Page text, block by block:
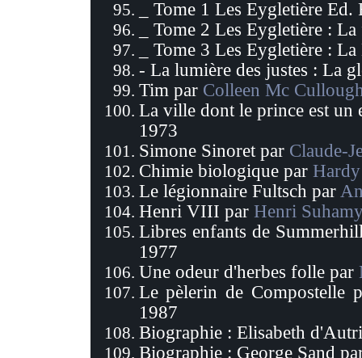
_ Tome 1 Les Eygletière
_ Tome 2 Les Eygletière :
_ Tome 3 Les Eygletière :
- La lumière des justes : La
Tim par Colleen Mc
La ville dont le prince est un
1973
Simone Sinoret par Claude-
Chimie biologique par Hardy
Le légionnaire Fultsch par
Henri VIII par Henri
Libres enfants de
1977
Une odeur d'herbes folle par
Le pèlerin de Compostelle
1987
Biographie : Elisabeth
Biographie : George Sand